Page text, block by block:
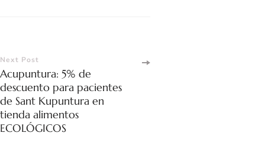
Post
Navigation
Next Post
Acupuntura: 5% de
descuento para pacientes
de Sant Kupuntura en
tienda alimentos
ECOLÓGICOS